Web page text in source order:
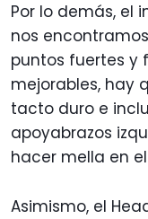
Por lo demás, el
nos
puntos fuertes y
mejorables, hay
tacto duro e
apoyabrazos
hacer mella en
Asimismo, el